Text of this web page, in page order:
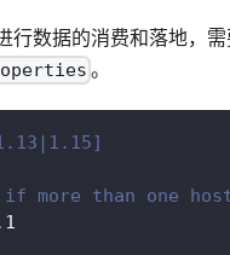
数据的消费和落地，
。
more than one